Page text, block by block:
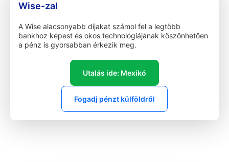
Wise-zal
A Wise alacsonyabb díjakat számol fel a legtöbb
bankhoz képest és okos technológiájának köszönhetően
a pénz is gyorsabban érkezik meg.
Utalás ide: Mexikó
Fogadj pénzt külföldről